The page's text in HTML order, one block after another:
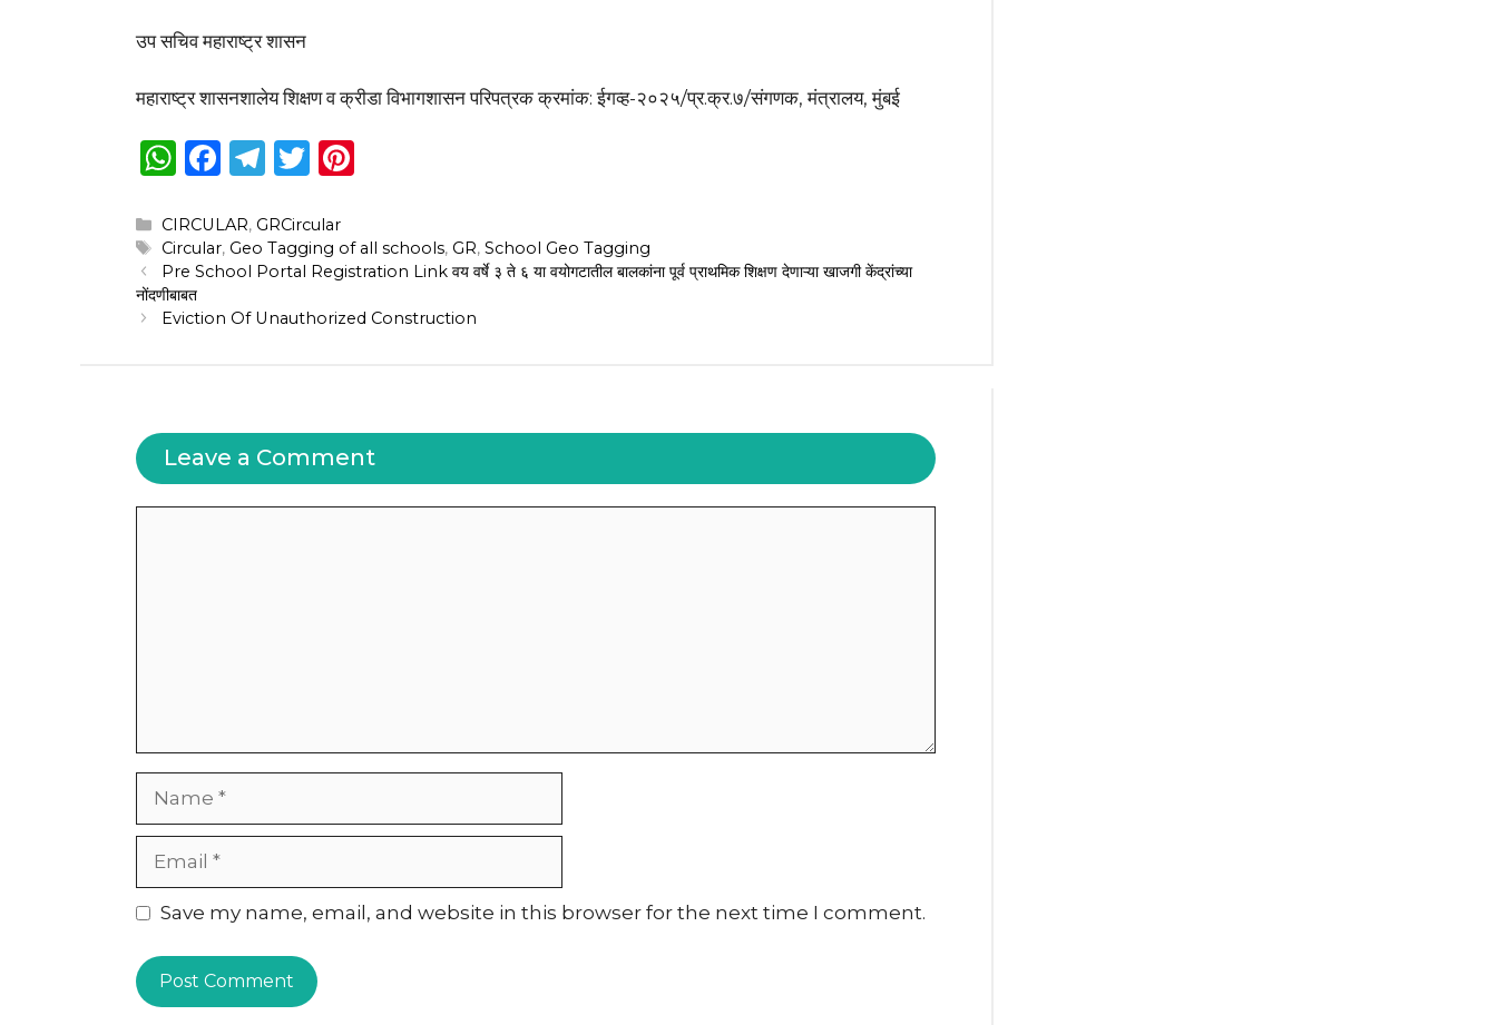
उप सचिव महाराष्ट्र शासन
महाराष्ट्र शासनशालेय शिक्षण व क्रीडा विभागशासन परिपत्रक क्रमांक: ईगव्ह-२०२५/प्र.क्र.७/संगणक, मंत्रालय, मुंबई
W
a
ts
A
p
F
c
e
b
o
T
e
g
ra
m
T
it
te re
st
Categories
CIRCULAR, GRCircular
Tags
Circular, Geo Tagging of all schools, GR,School Geo Tagging
Pre School Portal Registration Link वय वर्षे ३ ते ६ या वयोगटातील बालकांना पूर्व प्राथमिक शिक्षण देणाऱ्या खाजगी केंद्रांच्या
नोंदणीबाबत
Eviction Of Unauthorized Construction
Leave a Comment
Website
Save my name, email, and website in this browser for the next time I comment.